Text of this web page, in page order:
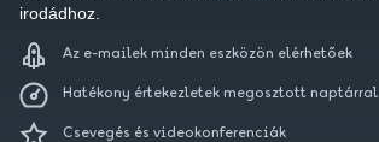
irodádhoz.
Az e-mailek minden eszközön elérhetőek
Hatékony értekezletek megosztott naptárral
Csevegés és videokonferenciák